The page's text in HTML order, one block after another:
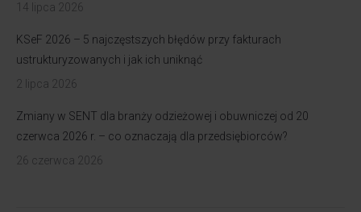
14 lipca 2026
KSeF 2026 – 5 najczęstszych błędów przy fakturach
ustrukturyzowanych i jak ich uniknąć
2 lipca 2026
Zmiany w SENT dla branży odzieżowej i obuwniczej od 20
czerwca 2026 r. – co oznaczają dla przedsiębiorców?
26 czerwca 2026